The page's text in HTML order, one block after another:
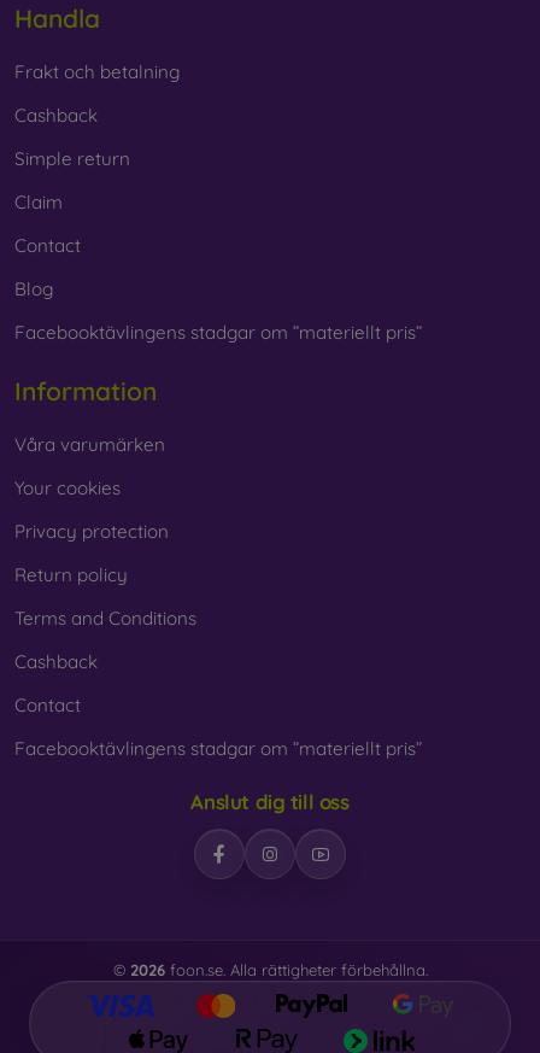
Handla
Frakt och betalning
Cashback
Simple return
Claim
Contact
Blog
Facebooktävlingens stadgar om ”materiellt pris”
Information
Våra varumärken
Your cookies
Privacy protection
Return policy
Terms and Conditions
Cashback
Contact
Facebooktävlingens stadgar om ”materiellt pris”
Anslut dig till oss
© 2026foon.se. Alla rättigheter förbehållna.